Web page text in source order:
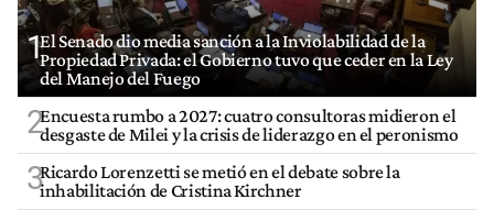
1El Senado dio media sanción a la Inviolabilidad de la
Propiedad Privada: el Gobierno tuvo que ceder en la Ley
del Manejo del Fuego
2Encuesta rumbo a 2027: cuatro consultoras midieron el
desgaste de Milei y la crisis de liderazgo en el peronismo
3Ricardo Lorenzetti se metió en el debate sobre la
inhabilitación de Cristina Kirchner